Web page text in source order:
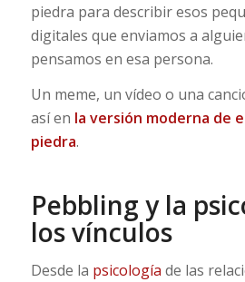
piedra para describir esos
digitales que enviamos a
pensamos en esa persona.
Un meme, un vídeo o una
así en la versión moderna de
piedra.
Pebbling y la
los vínculos
Desde la psicología de las